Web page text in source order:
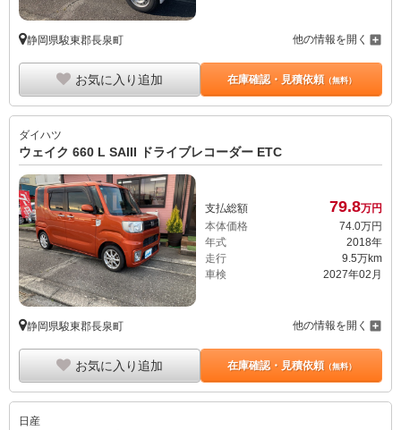
静岡県駿東郡長泉町 他の情報を開く
お気に入り追加 在庫確認・見積依頼（無料）
ダイハツ
ウェイク 660 L SAIII ドライブレコーダー ETC
支払総額 79.8万円
本体価格
74.0万円
年式
2018年
走行
9.5万km
車検
2027年02月
静岡県駿東郡長泉町 他の情報を開く
お気に入り追加 在庫確認・見積依頼（無料）
日産